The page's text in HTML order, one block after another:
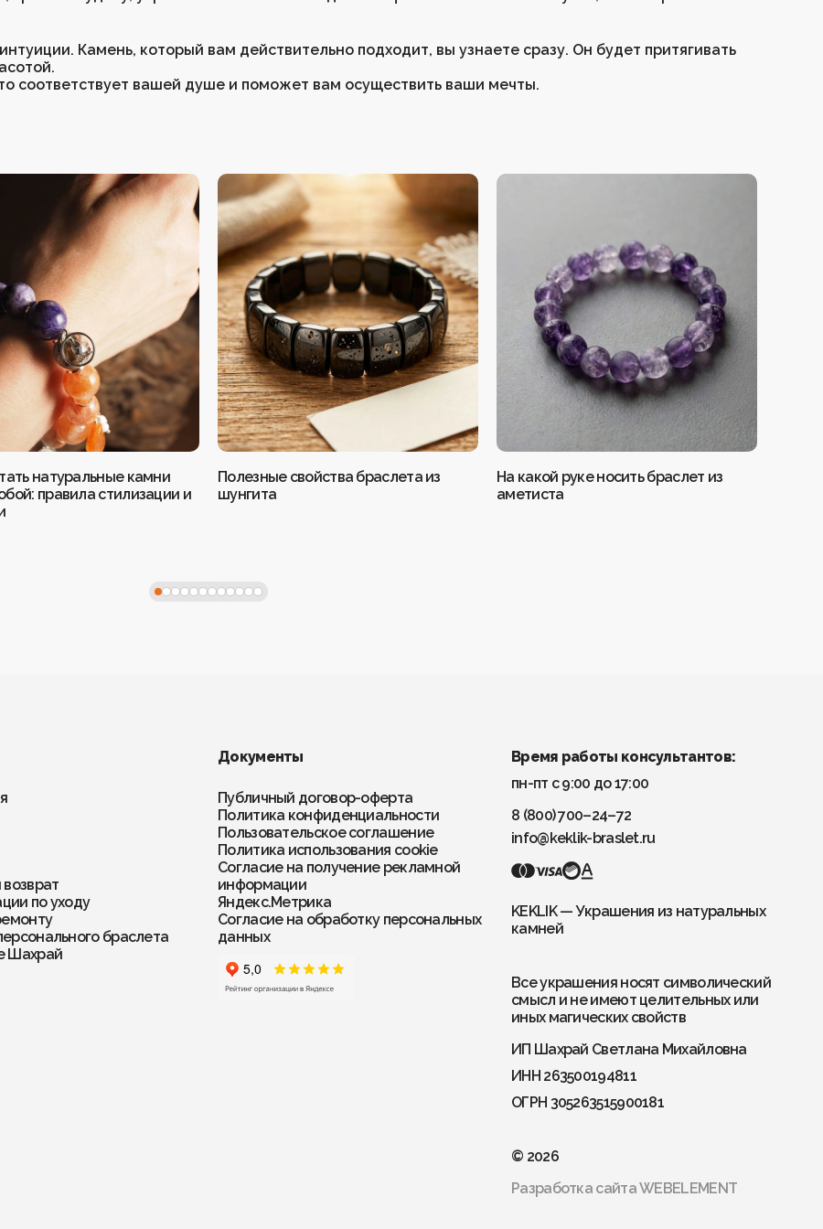
Камень, который вам действительно подходит, вы узнаете сразу. Он будет притягивать
соответствует вашей душе и поможет вам осуществить ваши мечты.
натуральные камни
правила стилизации и
Полезные свойства браслета из
шунгита
На какой руке носить браслет из
аметиста
по уходу
браслета
Шахрай
Документы
Публичный договор-оферта
Политика конфиденциальности
Пользовательское соглашение
Политика использования cookie
Согласие на получение рекламной
информации
Яндекс.Метрика
Согласие на обработку персональных
данных
Время работы консультантов:
пн-пт с 9:00 до 17:00
8 (800) 700–24–72
info@keklik-braslet.ru
KEKLIK — Украшения из натуральных
камней
Все украшения носят символический
смысл и не имеют целительных или
иных магических свойств
ИП Шахрай Светлана Михайловна
ИНН 263500194811
ОГРН 305263515900181
© 2026
Разработка сайтаWEBELEMENT